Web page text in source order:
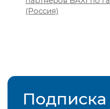
(Россия)
Подписка